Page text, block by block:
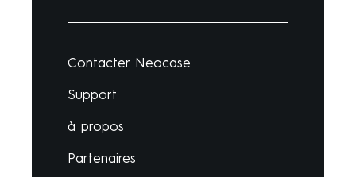
Contacter Neocase
Support
à propos
Partenaires